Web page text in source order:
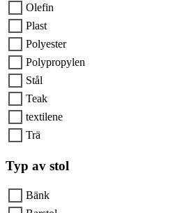
Olefin
Plast
Polyester
Polypropylen
Stål
Teak
textilene
Trä
Typ av stol
Bänk